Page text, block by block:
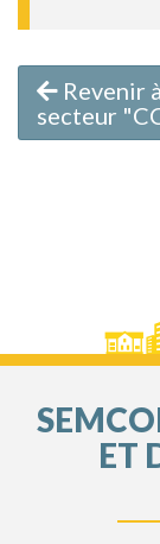
Revenir
secteur
ET